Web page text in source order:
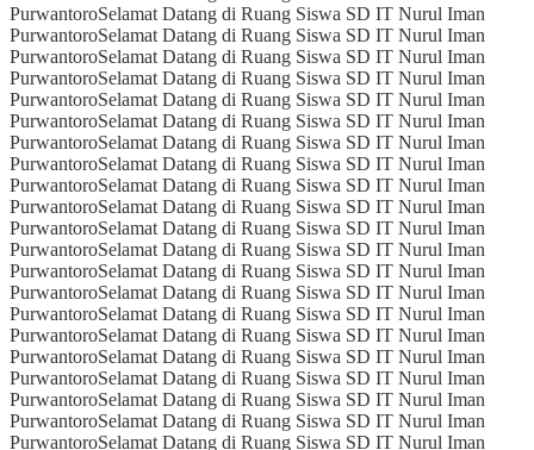
PurwantoroSelamat Datang di Ruang Siswa SD IT Nurul Iman
PurwantoroSelamat Datang di Ruang Siswa SD IT Nurul Iman
PurwantoroSelamat Datang di Ruang Siswa SD IT Nurul Iman
PurwantoroSelamat Datang di Ruang Siswa SD IT Nurul Iman
PurwantoroSelamat Datang di Ruang Siswa SD IT Nurul Iman
PurwantoroSelamat Datang di Ruang Siswa SD IT Nurul Iman
PurwantoroSelamat Datang di Ruang Siswa SD IT Nurul Iman
PurwantoroSelamat Datang di Ruang Siswa SD IT Nurul Iman
PurwantoroSelamat Datang di Ruang Siswa SD IT Nurul Iman
PurwantoroSelamat Datang di Ruang Siswa SD IT Nurul Iman
PurwantoroSelamat Datang di Ruang Siswa SD IT Nurul Iman
PurwantoroSelamat Datang di Ruang Siswa SD IT Nurul Iman
PurwantoroSelamat Datang di Ruang Siswa SD IT Nurul Iman
PurwantoroSelamat Datang di Ruang Siswa SD IT Nurul Iman
PurwantoroSelamat Datang di Ruang Siswa SD IT Nurul Iman
PurwantoroSelamat Datang di Ruang Siswa SD IT Nurul Iman
PurwantoroSelamat Datang di Ruang Siswa SD IT Nurul Iman
PurwantoroSelamat Datang di Ruang Siswa SD IT Nurul Iman
PurwantoroSelamat Datang di Ruang Siswa SD IT Nurul Iman
PurwantoroSelamat Datang di Ruang Siswa SD IT Nurul Iman
PurwantoroSelamat Datang di Ruang Siswa SD IT Nurul Iman